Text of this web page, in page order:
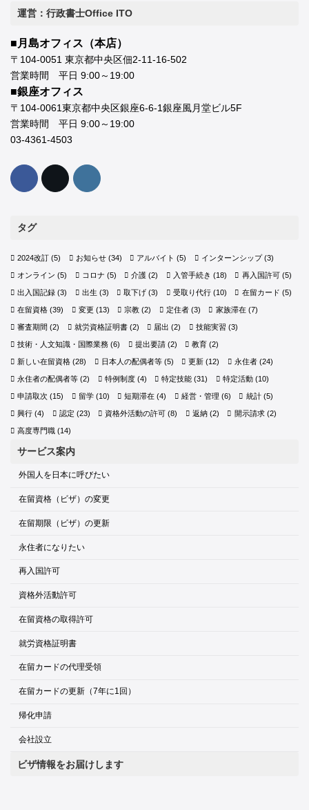
運営：行政書士Office ITO
■月島オフィス（本店）
〒104-0051 東京都中央区佃2-11-16-502
営業時間 平日 9:00～19:00
■銀座オフィス
〒104-0061東京都中央区銀座6-6-1銀座風月堂ビル5F
営業時間 平日 9:00～19:00
03-4361-4503
タグ
2024改訂 (5) お知らせ(34) アルバイト (5) インターンシップ(3)
オンライン (5) コロナ (5) 介護 (2) 入管手続き (18) 再入国許可(5)
出入国記録 (3) 出生 (3) 取下げ (3) 受取り代行(10) 在留カード (5)
在留資格 (39) 変更 (13) 宗教 (2) 定住者(3) 家族滞在(7)
審査期間 (2) 就労資格証明書(2) 届出 (2) 技能実習 (3)
技術・人文知識・国際業務 (6) 提出要請(2) 教育 (2)
新しい在留資格 (28) 日本人の配偶者等(5) 更新 (12) 永住者(24)
永住者の配偶者等 (2) 特例制度(4) 特定技能 (31) 特定活動(10)
申請取次 (15) 留学(10) 短期滞在 (4) 経営・管理 (6) 統計(5)
興行 (4) 認定 (23) 資格外活動の許可 (8) 返納(2) 開示請求(2)
高度専門職 (14)
サービス案内
外国人を日本に呼びたい
在留資格（ビザ）の変更
在留期限（ビザ）の更新
永住者になりたい
再入国許可
資格外活動許可
在留資格の取得許可
就労資格証明書
在留カードの代理受領
在留カードの更新（7年に1回）
帰化申請
会社設立
ビザ情報をお届けします